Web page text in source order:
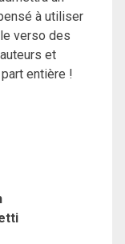
à utiliser
verso des
et
entière !